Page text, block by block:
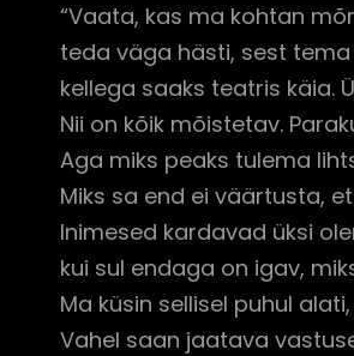
“Vaata, kas ma kohtan
teda väga hästi, sest
kellega saaks teatris käia.
Nii on kõik mõistetav.
Aga miks peaks tulema
Miks sa end ei väärtusta,
Inimesed kardavad üksi
kui sul endaga on igav,
Ma küsin sellisel puhul
Vahel saan jaatava